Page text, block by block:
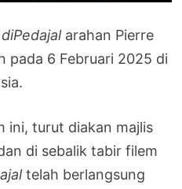
arahan Pierre
pada 6 Februari 2025 di
ini, turut diakan majlis
di sebalik tabir filem
telah berlangsung